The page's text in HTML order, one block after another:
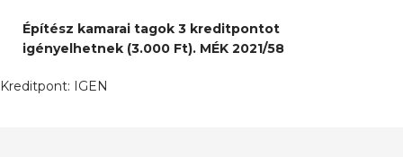
Építész kamarai tagok 3 kreditpontot
igényelhetnek (3.000 Ft). MÉK 2021/58
Kreditpont: IGEN